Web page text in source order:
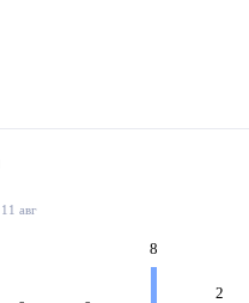
11 авг
8
2